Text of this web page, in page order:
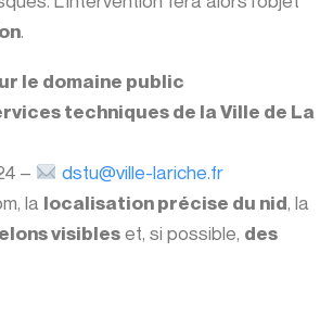
.
le domaine public
techniques de la Ville de La
–
dstu@ville-lariche.fr
la localisation précise du nid, la
visibleset, si possible, des